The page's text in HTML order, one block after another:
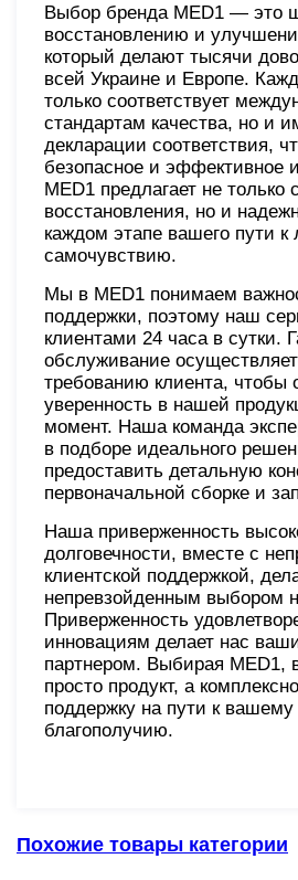
Выбор бренда MED1 — это
восстановлению и
который делают тысячи
всей Украине и Европе.
только соответствует
стандартам качества, но и
декларации соответствия,
безопасное и эффективное
MED1 предлагает не только
восстановления, но и
каждом этапе вашего пути
самочувствию.
Мы в MED1 понимаем
поддержки, поэтому наш
клиентами 24 часа в сутки.
обслуживание
требованию клиента, чтобы
уверенность в нашей
момент. Наша команда
в подборе идеального
предоставить детальную
первоначальной сборке и
Наша приверженность
долговечности, вместе с
клиентской поддержкой,
непревзойденным выбором
Приверженность
инновациям делает нас
партнером. Выбирая MED1,
просто продукт, а
поддержку на пути к
благополучию.
Похожие товары категории